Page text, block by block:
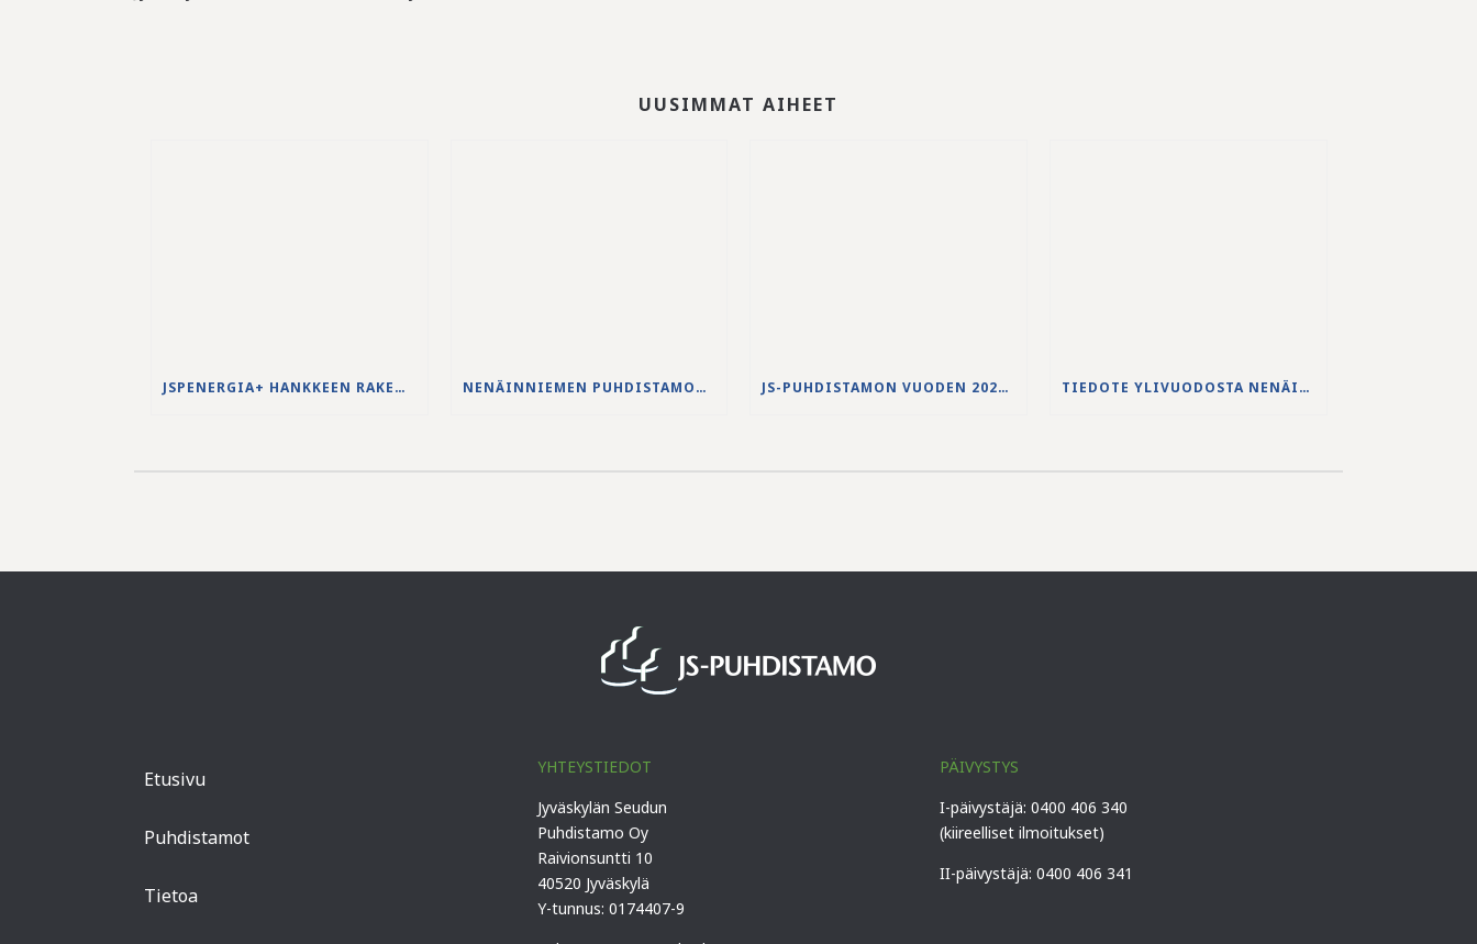
UUSIMMAT AIHEET
JSPENERGIA+ HANKKEEN RAKENNUSTYÖT KÄYNNISTYVÄT LOUHINTATÖILLÄ NENÄINNIEMEN PUHDISTAMON YLIVUODON 27.-28.5.2026 VESISTÖVAIKUTUKSET JS-PUHDISTAMON VUODEN 2025 VUOSIKERTOMUS ON JULKAISTU TIEDOTE YLIVUODOSTA NENÄINNIEMEN JÄTEVEDENPUHDISTAMOLLA
Etusivu
Puhdistamot
Tietoa
YHTEYSTIEDOT
Jyväskylän Seudun
Puhdistamo Oy
Raivionsuntti 10
40520 Jyväskylä
Y-tunnus: 0174407-9
PÄIVYSTYS
I-päivystäjä: 0400 406 340
(kiireelliset ilmoitukset)
II-päivystäjä: 0400 406 341